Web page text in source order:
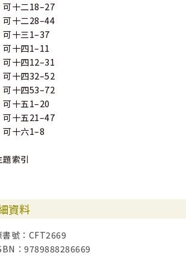
十二18–27
十二28–44
十三1–37
十四1–11
十四12–31
十四32–52
十四53–72
十五1–20
十五21–47
十六1–8
題索引
資料
書號：CFT2669
：9789888286669